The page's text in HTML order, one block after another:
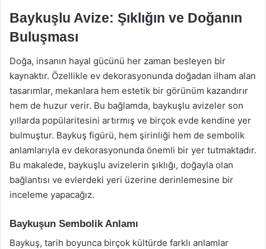
Baykuşlu Avize: Şıklığın ve Doğanın
Buluşması
Doğa, insanın hayal gücünü her zaman besleyen bir
kaynaktır. Özellikle ev dekorasyonunda doğadan ilham alan
tasarımlar, mekanlara hem estetik bir görünüm kazandırır
hem de huzur verir. Bu bağlamda, baykuşlu avizeler son
yıllarda popülaritesini artırmış ve birçok evde kendine yer
bulmuştur. Baykuş figürü, hem şirinliği hem de sembolik
anlamlarıyla ev dekorasyonunda önemli bir yer tutmaktadır.
Bu makalede, baykuşlu avizelerin şıklığı, doğayla olan
bağlantısı ve evlerdeki yeri üzerine derinlemesine bir
inceleme yapacağız.
Baykuşun Sembolik Anlamı
Baykuş, tarih boyunca birçok kültürde farklı anlamlar